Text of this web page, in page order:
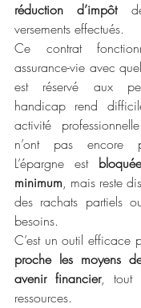
réduction d’impôt de
versements effectués.
Ce contrat
assurance-vie avec
est réservé aux
handicap rend
activité
n’ont pas encore
L’épargne est
minimum, mais reste
des rachats partiels
besoins.
C’est un outil efficace
proche les moyens
avenir financier, tout
ressources.